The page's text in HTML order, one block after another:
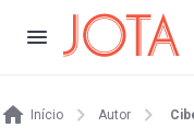
Início Autor